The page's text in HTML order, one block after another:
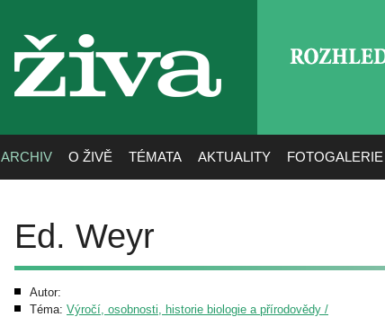
živa
ARCHIV O ŽIVĚ TÉMATA AKTUALITY FOTOGALERIE
Ed. Weyr
Autor:
Téma: Výročí, osobnosti, historie biologie a přírodovědy /